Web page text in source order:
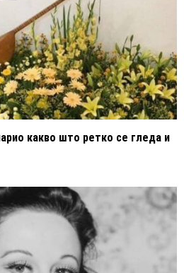
какво што ретко се гледа и